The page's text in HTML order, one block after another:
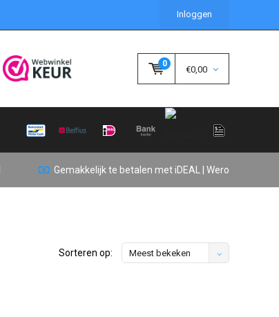
Inloggen
0
€0,00
Gemakkelijk te betalen met iDEAL | Wero
Sorteren op: Meest bekeken